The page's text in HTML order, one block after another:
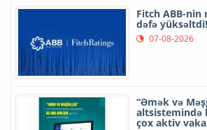
Fitch ABB-
dəfə yüksəltdi!
07-08-2026
“Əmək və
altsistemində
çox aktiv